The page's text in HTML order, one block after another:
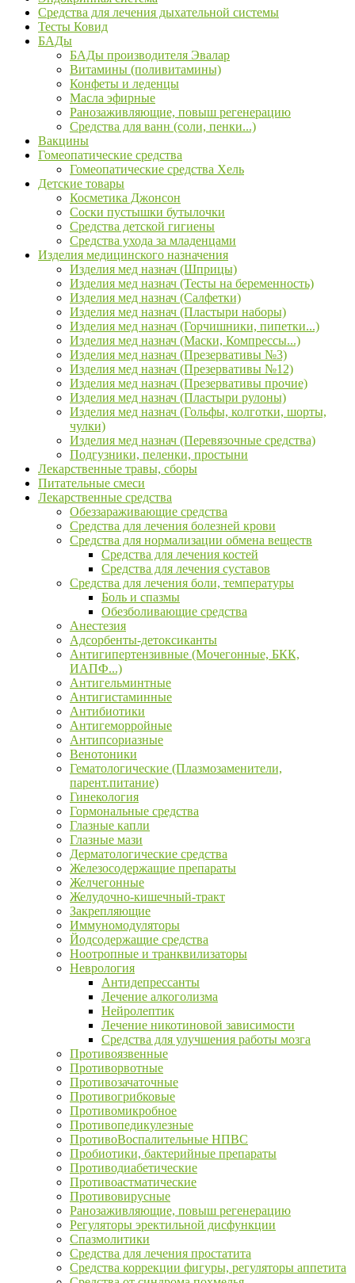
Средства для лечения дыхательной системы
Тесты Ковид
БАДы
БАДы производителя Эвалар
Витамины (поливитамины)
Конфеты и леденцы
Масла эфирные
Ранозаживляющие, повыш регенерацию
Средства для ванн (соли, пенки...)
Вакцины
Гомеопатические средства
Гомеопатические средства Хель
Детские товары
Косметика Джонсон
Соски пустышки бутылочки
Средства детской гигиены
Средства ухода за младенцами
Изделия медицинского назначения
Изделия мед назнач (Шприцы)
Изделия мед назнач (Тесты на беременность)
Изделия мед назнач (Салфетки)
Изделия мед назнач (Пластыри наборы)
Изделия мед назнач (Горчишники, пипетки...)
Изделия мед назнач (Маски, Компрессы...)
Изделия мед назнач (Презервативы №3)
Изделия мед назнач (Презервативы №12)
Изделия мед назнач (Презервативы прочие)
Изделия мед назнач (Пластыри рулоны)
Изделия мед назнач (Гольфы, колготки, шорты,
чулки)
Изделия мед назнач (Перевязочные средства)
Подгузники, пеленки, простыни
Лекарственные травы, сборы
Питательные смеси
Лекарственные средства
Обеззараживающие средства
Средства для лечения болезней крови
Средства для нормализации обмена веществ
Средства для лечения костей
Средства для лечения суставов
Средства для лечения боли, температуры
Боль и спазмы
Обезболивающие средства
Анестезия
Адсорбенты-детоксиканты
Антигипертензивные (Мочегонные, БКК,
ИАПФ...)
Антигельминтные
Антигистаминные
Антибиотики
Антигеморройные
Антипсориазные
Венотоники
Гематологические (Плазмозаменители,
парент.питание)
Гинекология
Гормональные средства
Глазные капли
Глазные мази
Дерматологические средства
Железосодержащие препараты
Желчегонные
Желудочно-кишечный-тракт
Закрепляющие
Иммуномодуляторы
Йодсодержащие средства
Ноотропные и транквилизаторы
Неврология
Антидепрессанты
Лечение алкоголизма
Нейролептик
Лечение никотиновой зависимости
Средства для улучшения работы мозга
Противоязвенные
Противорвотные
Противозачаточные
Противогрибковые
Противомикробное
Противопедикулезные
ПротивоВоспалительные НПВС
Пробиотики, бактерийные препараты
Противодиабетические
Противоастматические
Противовирусные
Ранозаживляющие, повыш регенерацию
Регуляторы эректильной дисфункции
Спазмолитики
Средства для лечения простатита
Средства коррекции фигуры, регуляторы аппетита